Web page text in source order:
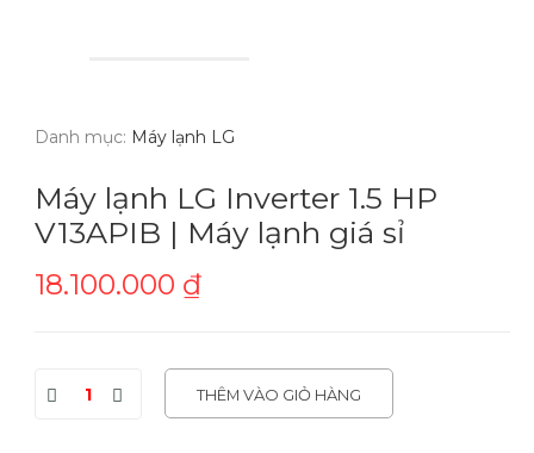
Danh mục: Máy lạnh LG
Máy lạnh LG Inverter 1.5 HP
V13APIB | Máy lạnh giá sỉ
18.100.000 ₫
THÊM VÀO GIỎ HÀNG